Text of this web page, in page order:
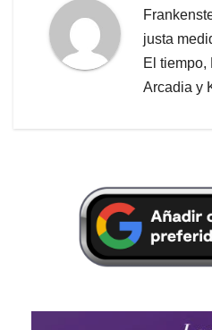
justa
El tiempo,
Arcadia y